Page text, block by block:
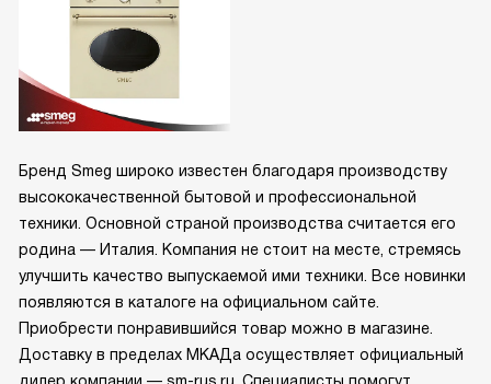
Бренд Smeg широко известен благодаря производству
высококачественной бытовой и профессиональной
техники. Основной страной производства считается его
родина — Италия. Компания не стоит на месте, стремясь
улучшить качество выпускаемой ими техники. Все новинки
появляются в каталоге на официальном сайте.
Приобрести понравившийся товар можно в магазине.
Доставку в пределах МКАДа осуществляет официальный